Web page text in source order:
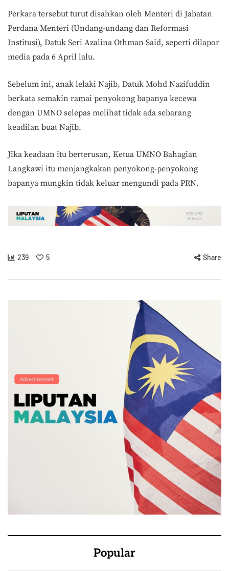
Perkara tersebut turut disahkan oleh Menteri di Jabatan
Perdana Menteri (Undang-undang dan Reformasi
Institusi), Datuk Seri Azalina Othman Said, seperti dilapor
media pada 6 April lalu.
Sebelum ini, anak lelaki Najib, Datuk Mohd Nazifuddin
berkata semakin ramai penyokong bapanya kecewa
dengan UMNO selepas melihat tidak ada sebarang
keadilan buat Najib.
Jika keadaan itu berterusan, Ketua UMNO Bahagian
Langkawi itu menjangkakan penyokong-penyokong
bapanya mungkin tidak keluar mengundi pada PRN.
239 5 Share
Popular